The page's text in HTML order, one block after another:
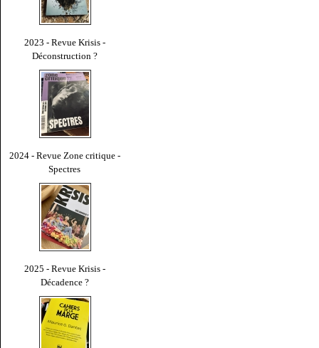
2023 - Revue Krisis -
Déconstruction ?
2024 - Revue Zone critique -
Spectres
2025 - Revue Krisis -
Décadence ?